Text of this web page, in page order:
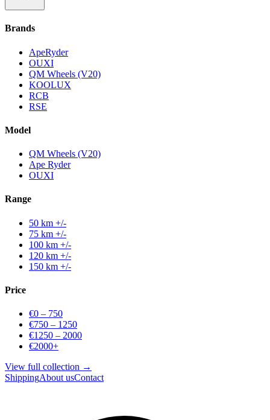
Brands
ApeRyder
OUXI
QM Wheels (V20)
KOOLUX
RCB
RSE
Model
QM Wheels (V20)
Ape Ryder
OUXI
Range
50 km +/-
75 km +/-
100 km +/-
120 km +/-
150 km +/-
Price
€0 – 750
€750 – 1250
€1250 – 2000
€2000+
View full collection →
ShippingAbout usContact